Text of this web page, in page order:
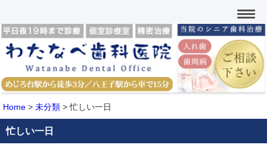
Home > 未分類 >忙しい一日
忙しい一日